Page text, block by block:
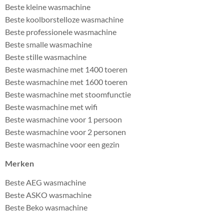
Beste kleine wasmachine
Beste koolborstelloze wasmachine
Beste professionele wasmachine
Beste smalle wasmachine
Beste stille wasmachine
Beste wasmachine met 1400 toeren
Beste wasmachine met 1600 toeren
Beste wasmachine met stoomfunctie
Beste wasmachine met wifi
Beste wasmachine voor 1 persoon
Beste wasmachine voor 2 personen
Beste wasmachine voor een gezin
Merken
Beste AEG wasmachine
Beste ASKO wasmachine
Beste Beko wasmachine